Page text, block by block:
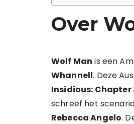
Over
Wolf Man is een
Whannell. Deze
Insidious: Chapter
schreef het
Rebecca Angelo.